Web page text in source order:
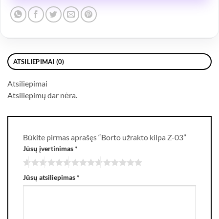
ATSILIEPIMAI (0)
Atsiliepimai
Atsiliepimų dar nėra.
Būkite pirmas aprašęs “Borto užrakto kilpa Z-03”
Jūsų įvertinimas*
Jūsų atsiliepimas*